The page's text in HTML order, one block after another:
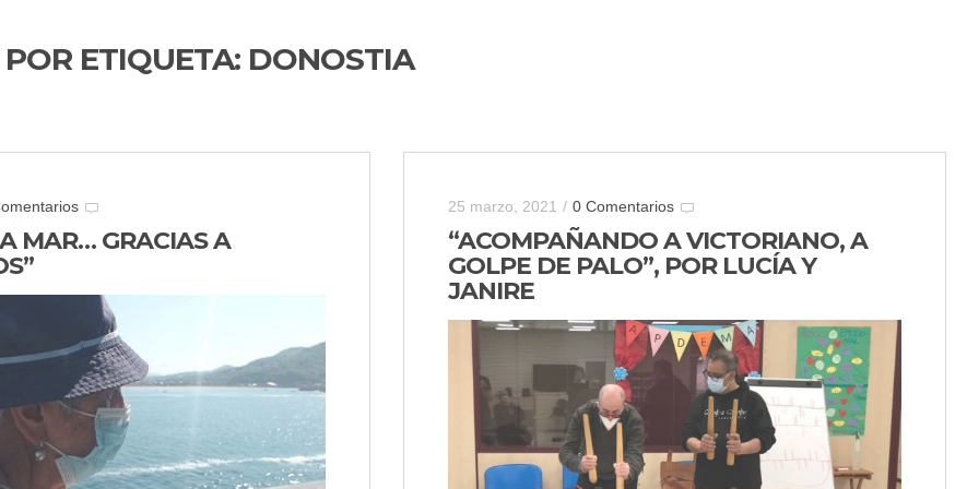
ETIQUETA: DONOSTIA
MAR… GRACIAS A
25 marzo, 2021 / 0 Comentarios
“ACOMPAÑANDO A VICTORIANO, A
GOLPE DE PALO”, POR LUCÍA Y
JANIRE